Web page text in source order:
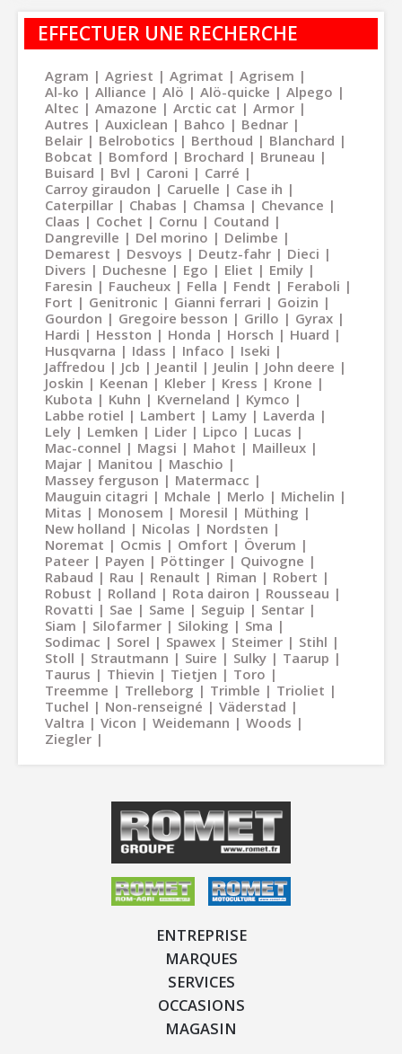
EFFECTUER UNE RECHERCHE
Agram Agriest Agrimat
Agrisem
Al-ko
Alliance Alö Alö-quicke
Alpego
Altec
Amazone Arctic cat
Armor
Autres
Auxiclean Bahco
Bednar
Belair
Belrobotics Berthoud
Blanchard
Bobcat
Bomford Brochard
Bruneau
Buisard
Bvl Caroni
Carré
Carroy giraudon
Caruelle
Case ih
Caterpillar
Chabas Chamsa
Chevance
Claas
Cochet Cornu
Coutand
Dangreville
Del morino
Delimbe
Demarest
Desvoys Deutz-fahr
Dieci
Divers
Duchesne Ego Eliet
Emily
Faresin
Faucheux Fella Fendt
Feraboli
Fort
Genitronic Gianni ferrari
Goizin
Gourdon
Gregoire besson Grillo
Gyrax
Hardi
Hesston Honda Horsch
Huard
Husqvarna
Idass Infaco
Iseki
Jaffredou
Jcb Jeantil Jeulin
John deere
Joskin
Keenan Kleber Kress
Krone
Kubota
Kuhn Kverneland
Kymco
Labbe rotiel
Lambert Lamy
Laverda
Lely
Lemken Lider Lipco
Lucas
Mac-connel
Magsi Mahot
Mailleux
Majar
Manitou
Maschio
Massey ferguson
Matermacc
Mauguin citagri
Mchale Merlo
Michelin
Mitas
Monosem Moresil
Müthing
New holland
Nicolas
Nordsten
Noremat
Ocmis Omfort
Överum
Pateer
Payen Pöttinger
Quivogne
Rabaud
Rau Renault Riman
Robert
Robust
Rolland Rota dairon
Rousseau
Rovatti
Sae Same Seguip
Sentar
Siam
Silofarmer Siloking
Sma
Sodimac
Sorel Spawex Steimer
Stihl
Stoll
Strautmann Suire Sulky
Taarup
Taurus
Thievin Tietjen
Toro
Treemme
Trelleborg Trimble
Trioliet
Tuchel
Non-renseigné
Väderstad
Valtra
Vicon Weidemann
Woods
Ziegler
ENTREPRISE
MARQUES
SERVICES
OCCASIONS
MAGASIN